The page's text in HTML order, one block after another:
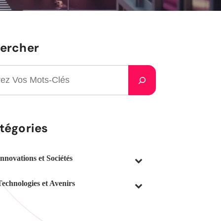
et Sociétés
et Avenirs